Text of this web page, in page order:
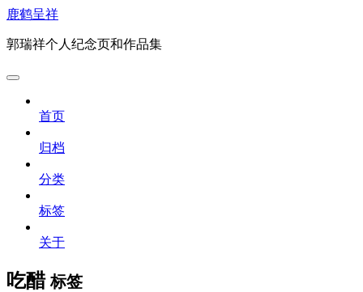
鹿鹤呈祥
郭瑞祥个人纪念页和作品集
首页
归档
分类
标签
关于
吃醋标签